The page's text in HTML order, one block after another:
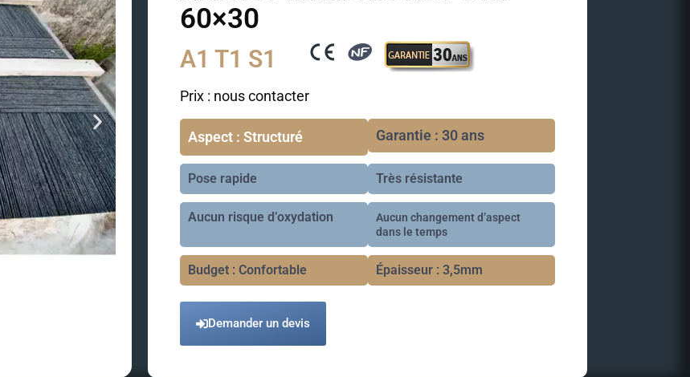
60×30
A1 T1 S1
Prix : nous contacter
Aspect : Structuré Garantie : 30 ans
Pose rapide Très résistante
Aucun risque d’oxydation
Aucun changement d’aspect
dans le temps
Budget : Confortable Épaisseur : 3,5mm
Demander un devis